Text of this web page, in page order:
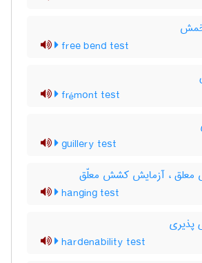
خمش
free bend test
frémont test
guillery test
، آزمایش کشش معلّق
hanging test
پذیری
hardenability test